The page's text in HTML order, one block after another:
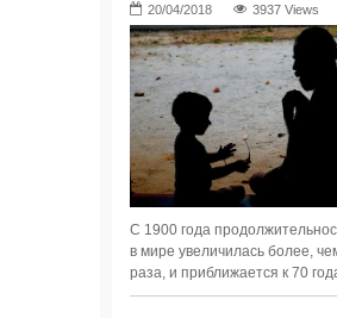
3937 Views
С 1900 года
в мире увеличилась более,
раза, и приближается к 70